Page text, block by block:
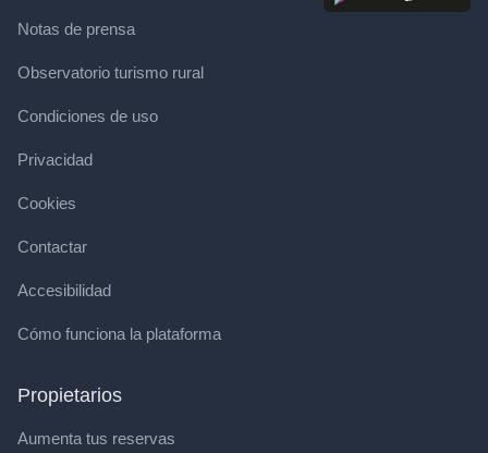
Notas de prensa
Observatorio turismo rural
Condiciones de uso
Privacidad
Cookies
Contactar
Accesibilidad
Cómo funciona la plataforma
Propietarios
Aumenta tus reservas